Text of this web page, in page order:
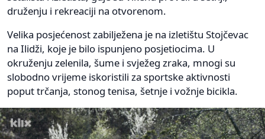
druženju i rekreaciji na otvorenom.
Velika posjećenost zabilježena je na izletištu Stojčevac
na Ilidži, koje je bilo ispunjeno posjetiocima. U
okruženju zelenila, šume i svježeg zraka, mnogi su
slobodno vrijeme iskoristili za sportske aktivnosti
poput trčanja, stonog tenisa, šetnje i vožnje bicikla.